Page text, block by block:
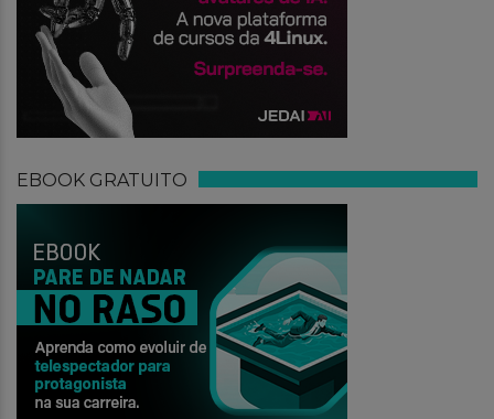
EBOOK GRATUITO